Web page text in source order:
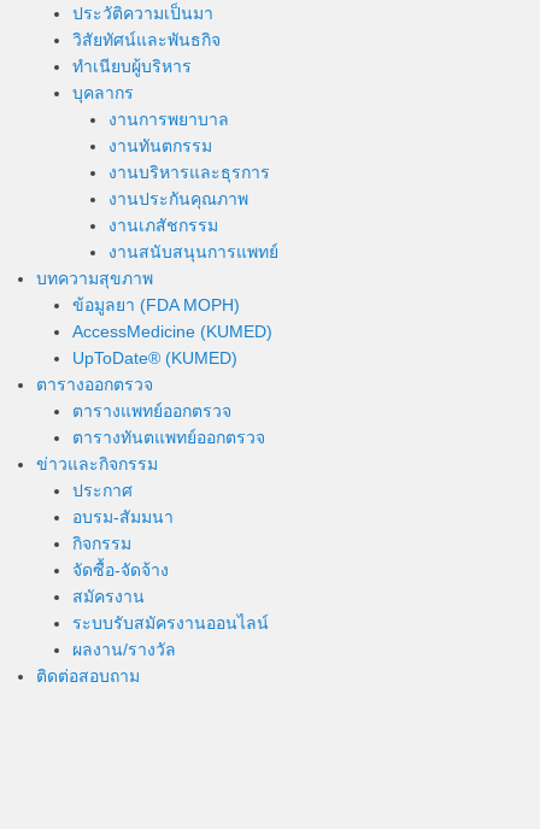
ประวัติความเป็นมา
วิสัยทัศน์และพันธกิจ
ทำเนียบผู้บริหาร
บุคลากร
งานการพยาบาล
งานทันตกรรม
งานบริหารและธุรการ
งานประกันคุณภาพ
งานเภสัชกรรม
งานสนับสนุนการแพทย์
บทความสุขภาพ
ข้อมูลยา (FDA MOPH)
AccessMedicine (KUMED)
UpToDate® (KUMED)
ตารางออกตรวจ
ตารางแพทย์ออกตรวจ
ตารางทันตแพทย์ออกตรวจ
ข่าวและกิจกรรม
ประกาศ
อบรม-สัมมนา
กิจกรรม
จัดซื้อ-จัดจ้าง
สมัครงาน
ระบบรับสมัครงานออนไลน์
ผลงาน/รางวัล
ติดต่อสอบถาม